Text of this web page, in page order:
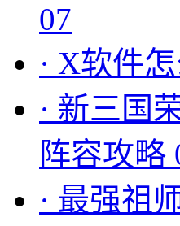
07
· X软件
· 新三国
阵容攻略
· 最强祖